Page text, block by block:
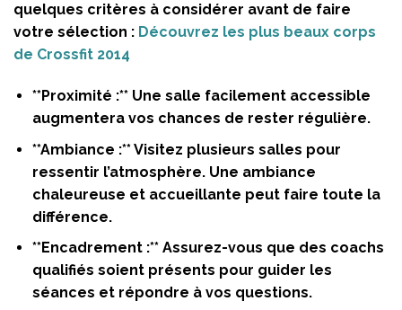
quelques critères à considérer avant de faire
votre sélection : Découvrez les plus beaux corps
de Crossfit 2014
**Proximité :** Une salle facilement accessible
augmentera vos chances de rester régulière.
**Ambiance :** Visitez plusieurs salles pour
ressentir l’atmosphère. Une ambiance
chaleureuse et accueillante peut faire toute la
différence.
**Encadrement :** Assurez-vous que des coachs
qualifiés soient présents pour guider les
séances et répondre à vos questions.